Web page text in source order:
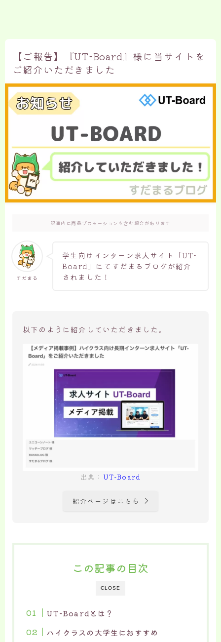
【ご報告】『UT-Board』様に当サイトを
ご紹介いただきました
記事内に商品プロモーションを含む場合があります
すだまる
学生向けインターン求人サイト「UT-
Board」にてすだまるブログが紹介
されました！
以下のように紹介していただきました。
出典： UT-Board
紹介ページはこちら
CLOSE
この記事の目次
UT-Boardとは？
ハイクラスの大学生におすすめ